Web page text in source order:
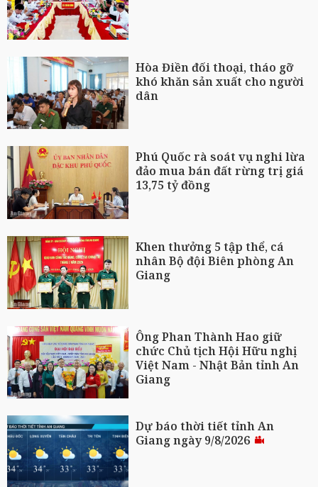
Hòa Điền đối thoại, tháo gỡ
khó khăn sản xuất cho người
dân
Phú Quốc rà soát vụ nghi lừa
đảo mua bán đất rừng trị giá
13,75 tỷ đồng
Khen thưởng 5 tập thể, cá
nhân Bộ đội Biên phòng An
Giang
Ông Phan Thành Hao giữ
chức Chủ tịch Hội Hữu nghị
Việt Nam - Nhật Bản tỉnh An
Giang
Dự báo thời tiết tỉnh An
Giang ngày 9/8/2026